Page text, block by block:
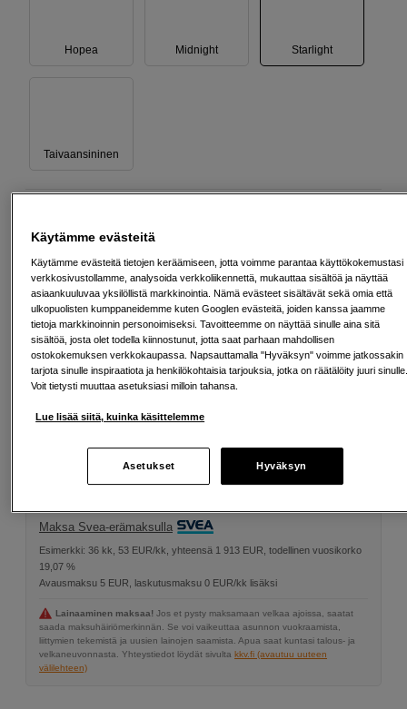
Hopea Midnight Starlight
Taivaansininen
Laturi ei sisälly
USB PD
Infinite Wall Charger EU PD 67W GaN
39 EUR
1 469 EUR
Lisää ostoskoriin
Maksa Svea-erämaksulla
Esimerkki: 36 kk, 53 EUR/kk, yhteensä 1 913 EUR, todellinen vuosikorko
19,07 %
Avausmaksu 5 EUR, laskutusmaksu 0 EUR/kk lisäksi
Lainaaminen maksaa! Jos et pysty maksamaan velkaa ajoissa, saatat
saada maksuhäiriömerkinnän. Se voi vaikeuttaa asunnon vuokraamista,
liittymien tekemistä ja uusien lainojen saamista. Apua saat kuntasi talous- ja
velkaneuvonnasta. Yhteystiedot löydät sivulta kkv.fi (avautuu uuteen
välilehteen)
Käytämme evästeitä
Käytämme evästeitä tietojen keräämiseen, jotta voimme parantaa käyttökokemustasi
verkkosivustollamme, analysoida verkkoliikennettä, mukauttaa sisältöä ja näyttää
asiaankuuluvaa yksilöllistä markkinointia. Nämä evästeet sisältävät sekä omia että
ulkopuolisten kumppaneidemme kuten Googlen evästeitä, joiden kanssa jaamme
tietoja markkinoinnin personoimiseksi. Tavoitteemme on näyttää sinulle aina sitä
sisältöä, josta olet todella kiinnostunut, jotta saat parhaan mahdollisen
ostokokemuksen verkkokaupassa. Napsauttamalla "Hyväksyn" voimme jatkossakin
tarjota sinulle inspiraatiota ja henkilökohtaisia tarjouksia, jotka on räätälöity juuri
Voit tietysti muuttaa asetuksiasi milloin tahansa.
Lue lisää siitä, kuinka käsittelemme
Asetukset Hyväksyn